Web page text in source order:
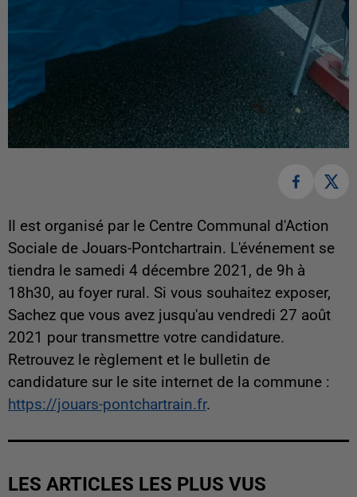
Il est organisé par le Centre Communal d'Action
Sociale de Jouars-Pontchartrain. L'événement se
tiendra le samedi 4 décembre 2021, de 9h à
18h30, au foyer rural. Si vous souhaitez exposer,
Sachez que vous avez jusqu'au vendredi 27 août
2021 pour transmettre votre candidature.
Retrouvez le règlement et le bulletin de
candidature sur le site internet de la commune :
https://jouars-pontchartrain.fr.
LES ARTICLES LES PLUS VUS